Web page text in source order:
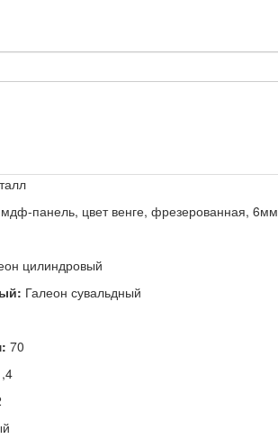
мдф-панель, цвет венге, фрезерованная, 6мм
цилиндровый
Галеон сувальдный
70